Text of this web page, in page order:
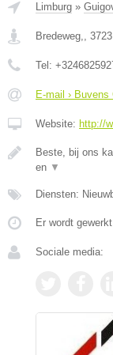
Limburg »
Bredeweg,, 3723
Tel:
E-mail ›
Website: http://
Beste, bij ons
en ▼
Diensten:
Er wordt
Sociale media: